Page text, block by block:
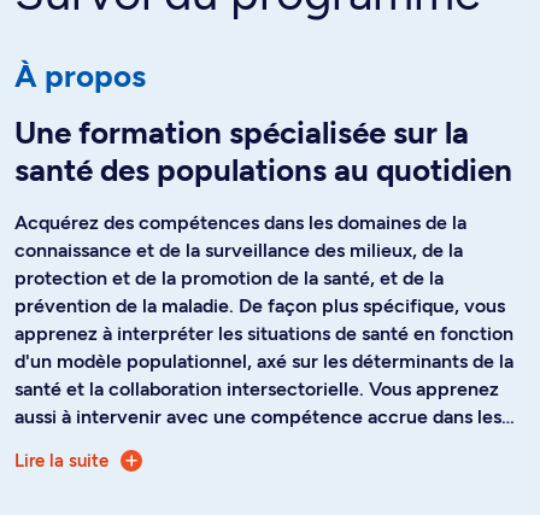
À propos
Une formation spécialisée sur la
santé des populations au quotidien
Acquérez des compétences dans les domaines de la
connaissance et de la surveillance des milieux, de la
protection et de la promotion de la santé, et de la
prévention de la maladie. De façon plus spécifique, vous
apprenez à interpréter les situations de santé en fonction
d'un modèle populationnel, axé sur les déterminants de la
santé et la collaboration intersectorielle. Vous apprenez
aussi à intervenir avec une compétence accrue dans les
divers milieux de vie des personnes en fonction du degré
de complexité des problèmes vécus par ces personnes.
Le D.E.S.S. s'adresse aux titulaires d’un diplôme du
Lire la suite